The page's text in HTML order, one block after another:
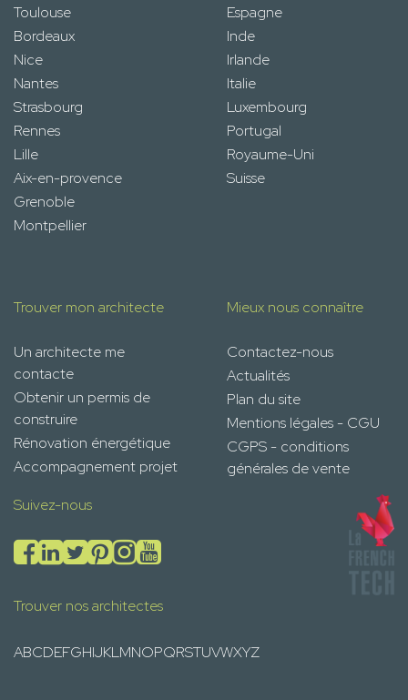
Toulouse
Bordeaux
Nice
Nantes
Strasbourg
Rennes
Lille
Aix-en-provence
Grenoble
Montpellier
Espagne
Inde
Irlande
Italie
Luxembourg
Portugal
Royaume-Uni
Suisse
Trouver mon architecte
Un architecte me
contacte
Obtenir un permis de
construire
Rénovation énergétique
Accompagnement projet
Mieux nous connaître
Contactez-nous
Actualités
Plan du site
Mentions légales - CGU
CGPS - conditions
générales de vente
Suivez-nous
Trouver nos architectes
ABCDEFGHIJKLMNOPQRSTUVWXYZ